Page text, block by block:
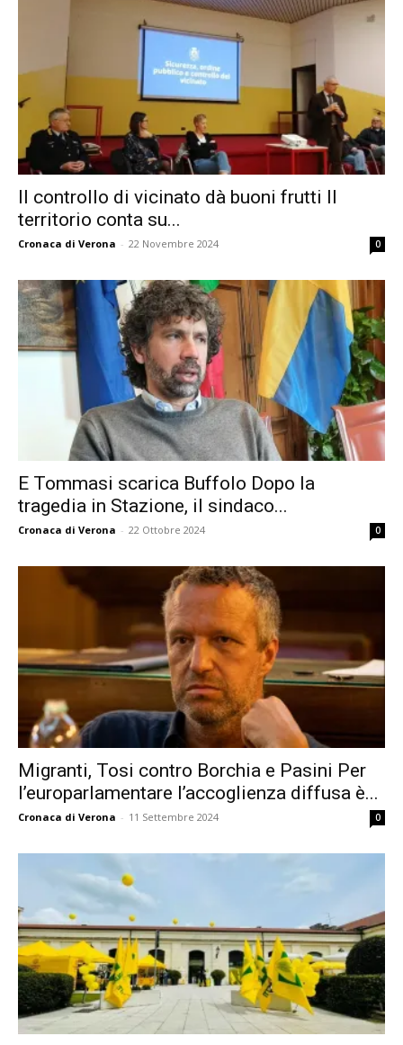
Il controllo di vicinato dà buoni frutti Il
territorio conta su...
Cronaca di Verona - 22 Novembre 2024 0
E Tommasi scarica Buffolo Dopo la
tragedia in Stazione, il sindaco...
Cronaca di Verona - 22 Ottobre 2024 0
Migranti, Tosi contro Borchia e Pasini Per
l’europarlamentare l’accoglienza diffusa è...
Cronaca di Verona - 11 Settembre 2024 0